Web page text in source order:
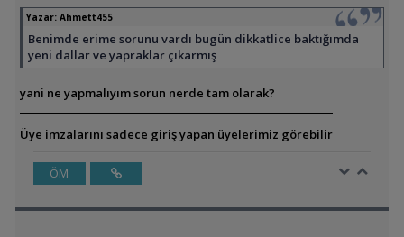
Yazar: Ahmett455
Benimde erime sorunu vardı bugün dikkatlice baktığımda
yeni dallar ve yapraklar çıkarmış
yani ne yapmalıyım sorun nerde tam olarak?
Üye imzalarını sadece giriş yapan üyelerimiz görebilir
ÖM